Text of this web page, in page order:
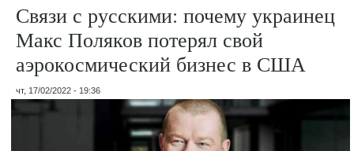
Связи с русскими: почему украинец
Макс Поляков потерял свой
аэрокосмический бизнес в США
чт, 17/02/2022 - 19:36